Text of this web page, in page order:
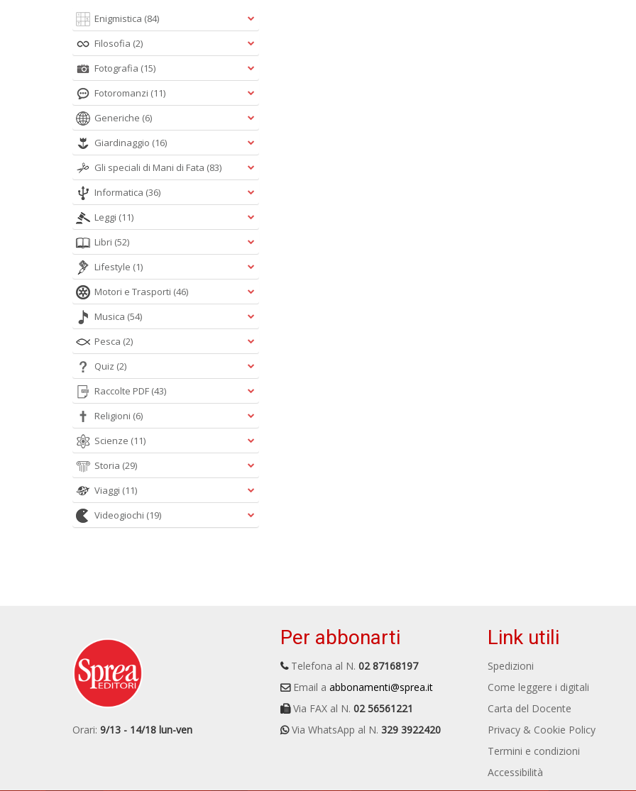
Enigmistica (84)
Filosofia (2)
Fotografia (15)
Fotoromanzi (11)
Generiche (6)
Giardinaggio (16)
Gli speciali di Mani di Fata (83)
Informatica (36)
Leggi (11)
Libri (52)
Lifestyle (1)
Motori e Trasporti (46)
Musica (54)
Pesca (2)
Quiz (2)
Raccolte PDF (43)
Religioni (6)
Scienze (11)
Storia (29)
Viaggi (11)
Videogiochi (19)
Orari: 9/13 - 14/18 lun-ven
Per abbonarti
Telefona al N. 02 87168197
Email a abbonamenti@sprea.it
Via FAX al N. 02 56561221
Via WhatsApp al N. 329 3922420
Link utili
Spedizioni
Come leggere i digitali
Carta del Docente
Privacy & Cookie Policy
Termini e condizioni
Accessibilità